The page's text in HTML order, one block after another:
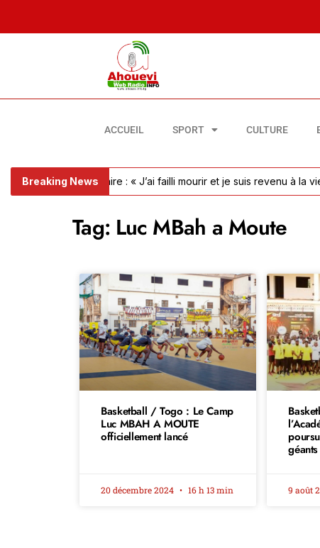
ACCUEIL SPORT CULTURE
Breaking News
pulmonaire : « J’ai failli mourir et je suis revenu à la vie »
Tag: Luc MBah a Moute
Basketball / Togo : Le Camp
Luc MBAH A MOUTE
officiellement lancé
20 décembre 2024 16 h 13 min
géants
9 août